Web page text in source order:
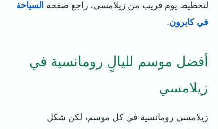
لتخطيط يوم قريب من زيلامسي، راجع صفحة السياحة
في كابرون.
أفضل موسم لليالٍ رومانسية في
زيلامسي
زيلامسي رومانسية في كل موسم، لكن شكل